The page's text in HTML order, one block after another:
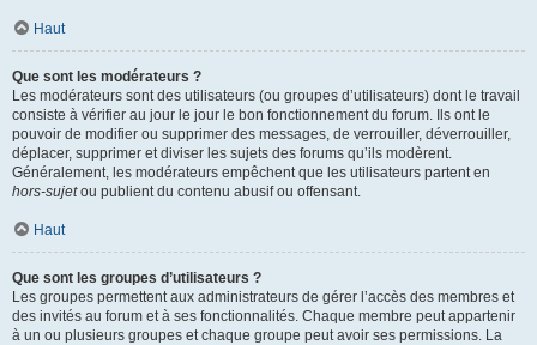
Haut
Que sont les modérateurs ?
Les modérateurs sont des utilisateurs (ou groupes d’utilisateurs) dont le travail
consiste à vérifier au jour le jour le bon fonctionnement du forum. Ils ont le
pouvoir de modifier ou supprimer des messages, de verrouiller, déverrouiller,
déplacer, supprimer et diviser les sujets des forums qu’ils modèrent.
Généralement, les modérateurs empêchent que les utilisateurs partent en
hors-sujetou publient du contenu abusif ou offensant.
Haut
Que sont les groupes d’utilisateurs ?
Les groupes permettent aux administrateurs de gérer l’accès des membres et
des invités au forum et à ses fonctionnalités. Chaque membre peut appartenir
à un ou plusieurs groupes et chaque groupe peut avoir ses permissions. La